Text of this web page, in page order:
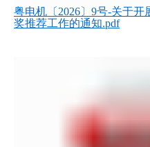
粤电机〔2026〕9号-关于开
奖推荐工作的通知.pdf